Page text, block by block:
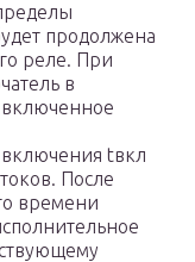
продолжена
реле. При
в
включения tвкл
После
времени